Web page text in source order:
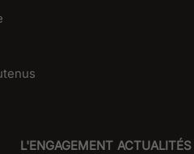
L'ENGAGEMENT ACTUALITÉS